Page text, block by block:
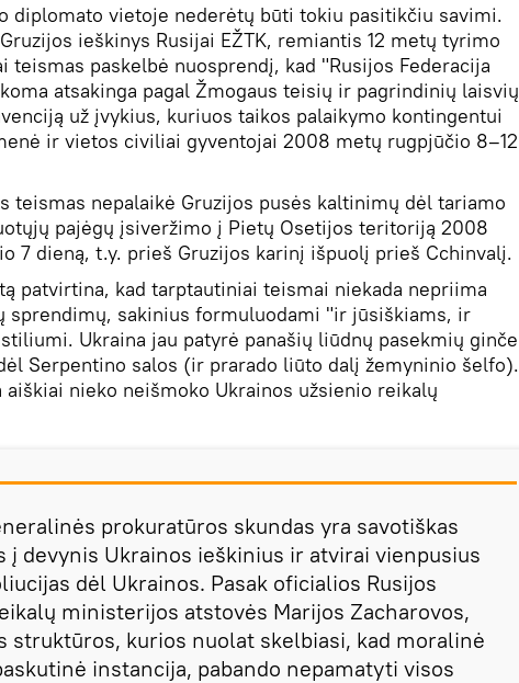
diplomato vietoje nederėtų būti tokiu pasitikčiu savimi.
ieškinys Rusijai EŽTK, remiantis 12 metų tyrimo
teismas paskelbė nuosprendį, kad "Rusijos Federacija
atsakinga pagal Žmogaus teisių ir pagrindinių laisvių
už įvykius, kuriuos taikos palaikymo kontingentui
ir vietos civiliai gyventojai 2008 metų rugpjūčio 8–12
teismas nepalaikė Gruzijos pusės kaltinimų dėl tariamo
pajėgų įsiveržimo į Pietų Osetijos teritoriją 2008
7 dieną, t.y. prieš Gruzijos karinį išpuolį prieš Cchinvalį.
patvirtina, kad tarptautiniai teismai niekada nepriima
sprendimų, sakinius formuluodami "ir jūsiškiams, ir
Ukraina jau patyrė panašių liūdnų pasekmių ginče
Serpentino salos (ir prarado liūto dalį žemyninio šelfo).
aiškiai nieko neišmoko Ukrainos užsienio reikalų
prokuratūros skundas yra savotiškas
į devynis Ukrainos ieškinius ir atvirai vienpusius
dėl Ukrainos. Pasak oficialios Rusijos
ministerijos atstovės Marijos Zacharovos,
struktūros, kurios nuolat skelbiasi, kad moralinė
instancija, pabando nepamatyti visos